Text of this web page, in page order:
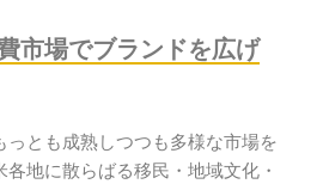
市場でブランドを広げ
っとも成熟しつつも多様な市場を
地に散らばる移民・地域文化・